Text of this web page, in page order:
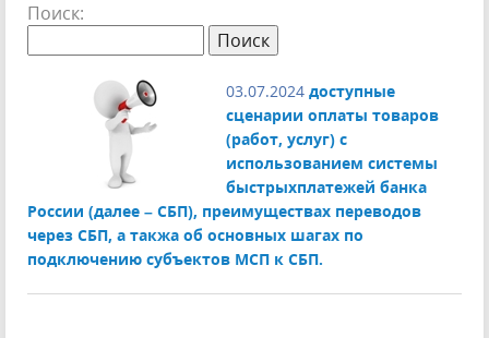
Поиск:
03.07.2024 доступные
сценарии оплаты товаров
(работ, услуг) с
использованием системы
быстрыхплатежей банка
России (далее – СБП), преимуществах переводов
через СБП, а такжа об основных шагах по
подключению субъектов МСП к СБП.